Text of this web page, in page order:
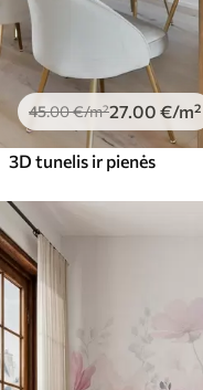
45.00€/m²27 .00 €/m²
3D tunelis ir pienės